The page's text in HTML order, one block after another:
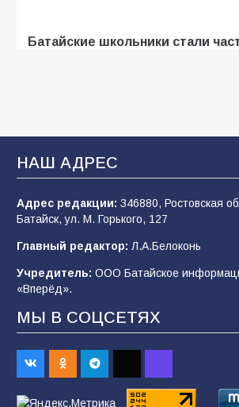
Батайские школьники стали
«Мобилизация или набор?» Что
деле происходит в армии
2026 года
В Батайске продолжаются
98 04.08.2026
Будет ли мобилизация в России
после выборов: в Госдуме дали
НАШ АДРЕС
Адрес редакции: 346880, Ростовская
Батайск, ул. М. Горького, 127
Главный редактор: Л.А.Белоконь
Учредитель: ООО Батайское
«Вперёд».
МЫ В СОЦСЕТЯХ